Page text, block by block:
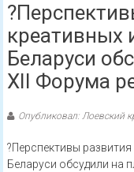
креативных
Беларуси
XII Форума
Опубликовал: Лоевский
?Перспективы
Беларуси обсудили на